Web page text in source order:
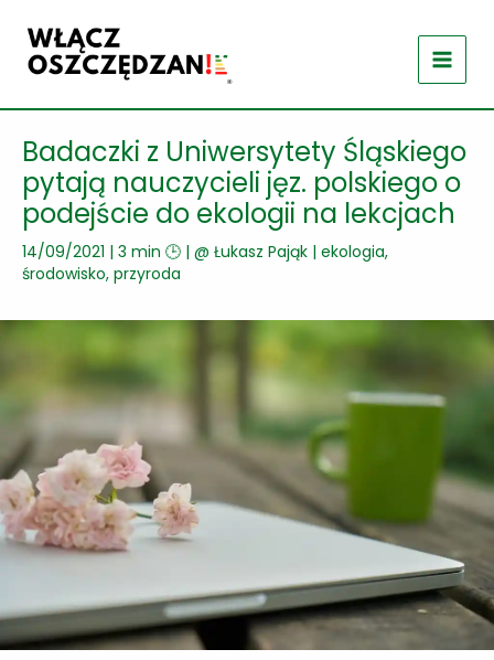
treści
Badaczki z Uniwersytety Śląskiego
pytają nauczycieli jęz. polskiego o
podejście do ekologii na lekcjach
14/09/2021 | 3 min 🕒 | @ Łukasz Pająk | ekologia,
środowisko, przyroda